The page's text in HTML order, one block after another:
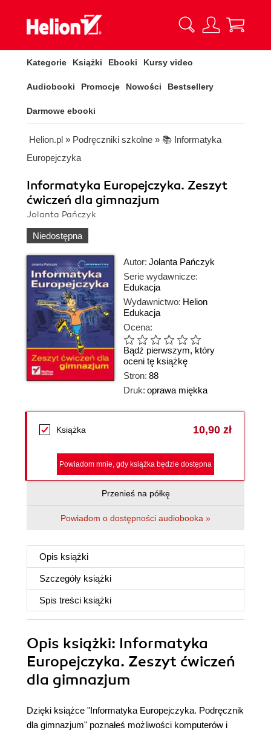
Kategorie Książki Ebooki Kursy video
Audiobooki Promocje Nowości Bestsellery
Darmowe ebooki
Helion.pl » Podręczniki szkolne » 📚 Informatyka
Europejczyka
Informatyka Europejczyka. Zeszyt
ćwiczeń dla gimnazjum
Jolanta Pańczyk
Niedostępna
Autor: Jolanta Pańczyk
Serie wydawnicze:
Edukacja
Wydawnictwo: Helion
Edukacja
Ocena:
Bądź pierwszym, który
oceni tę książkę
Stron: 88
Druk: oprawa miękka
Książka 10,90 zł
Powiadom mnie, gdy książka będzie dostępna
Przenieś na półkę
Powiadom o dostępności audiobooka »
Opis książki
Szczegóły książki
Spis treści książki
Opis książki: Informatyka
Europejczyka. Zeszyt ćwiczeń
dla gimnazjum
Dzięki książce "Informatyka Europejczyka. Podręcznik
dla gimnazjum" poznałeś możliwości komputerów i